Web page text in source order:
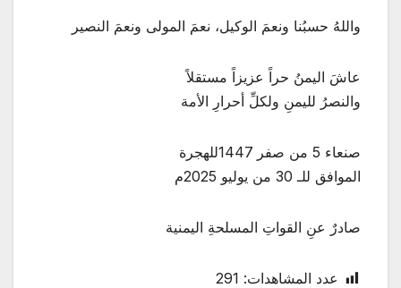
واللهُ حسبُنا ونعمَ الوكيل، نعمَ المولى ونعمَ النصير
عاشَ اليمنُ حراً عزيزاً مستقلاً
والنصرُ لليمنِ ولكلِّ أحرارِ الأمة
صنعاء 5 من صفر 1447للهجرة
الموافق للـ 30 من يوليو 2025م
صادرٌ عنِ القواتِ المسلحةِ اليمنية
عدد المشاهدات: 291